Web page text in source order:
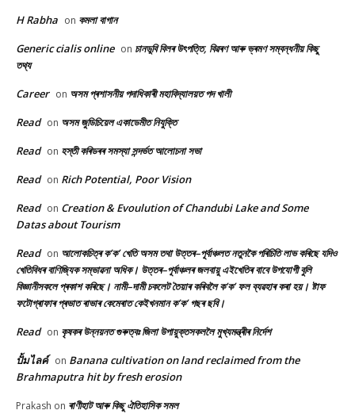
H Rabha on কমলা বাগান
Generic cialis online on চানডুবি বিলৰ উৎপত্তি, বিৱৰণ আৰু ভ্ৰমণ সম্বন্ধনীয় কিছু
তথ্য
Career on অসম প্ৰশাসনীয় পদাধিকাৰী মহাবিদ্যালয়ত পদ খালী
Read on অসম জুডিচিয়েল একাডেমীত নিযুক্তি
Read on হস্তী কৰিডৰৰ সমস্যা সন্দৰ্ভত আলোচনা সভা
Read on Rich Potential, Poor Vision
Read on Creation & Evoulution of Chandubi Lake and Some
Datas about Tourism
Read on আলোকচিত্ৰ ক’ক’ খেতি অসম তথা উত্তৰ–পূৰ্বাঞ্চলত নতুনকৈ পৰিচিতি লাভ কৰিছে যদিও
খেতিবিধৰ বাণিজ্যিক সম্ভাৱনা অধিক। উত্তৰ–পূৰ্বাঞ্চলৰ জলবায়ু এইখেতিৰ বাবে উপযোগী বুলি
বিজ্ঞানীসকলে প্ৰকাশ কৰিছে। নামী–দামী চকলেট তৈয়াৰ কৰিবলৈ ক’ক’ ফল ব্যৱহাৰ কৰা হয়। ষ্টাফ
ফটোগ্ৰাফাৰ প্ৰভাত ৰাভাৰ কেমেৰাত কেইখনমান ক’ক’ গছৰ ছবি।
Read on কৃষকৰ উন্নয়নত গুৰুত্বঃ জিলা উপায়ুক্তসকললৈ মুখ্যমন্ত্ৰীৰ নিৰ্দেশ
ปั้มไลค์ on Banana cultivation on land reclaimed from the
Brahmaputra hit by fresh erosion
Prakash on ৰাণীহাট আৰু কিছু ঐতিহাসিক সমল